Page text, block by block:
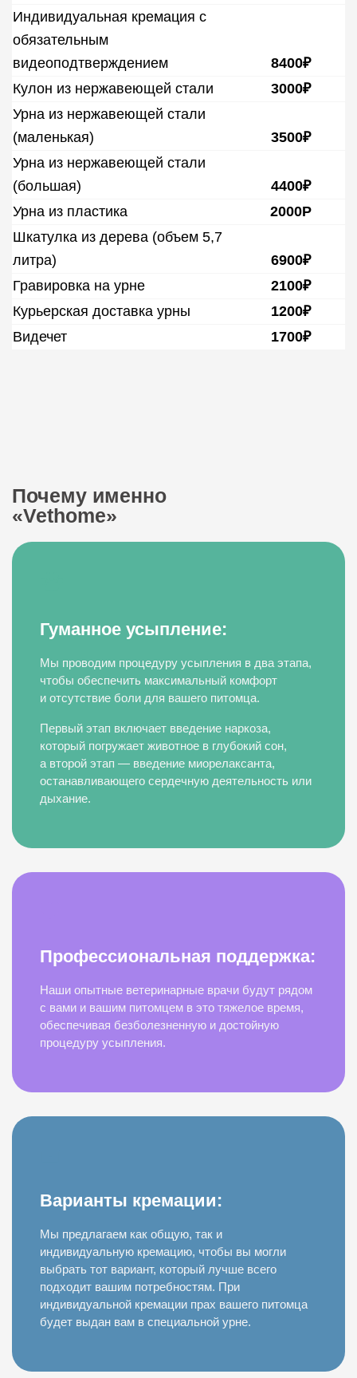
Индивидуальная кремация с
обязательным
видеоподтверждением
8400₽
Кулон из нержавеющей стали
3000₽
Урна из нержавеющей стали
(маленькая)
3500₽
Урна из нержавеющей стали
(большая)
4400₽
Урна из пластика
2000Р
Шкатулка из дерева (объем 5,7
литра)
6900₽
Гравировка на урне
2100₽
Курьерская доставка урны
1200₽
Видечет
1700₽
Почему именно
«Vethome»
Гуманное усыпление:
Мы проводим процедуру усыпления в два этапа,
чтобы обеспечить максимальный комфорт
и отсутствие боли для вашего питомца.
Первый этап включает введение наркоза,
который погружает животное в глубокий сон,
а второй этап — введение миорелаксанта,
останавливающего сердечную деятельность или
дыхание.
Профессиональная поддержка:
Наши опытные ветеринарные врачи будут рядом
с вами и вашим питомцем в это тяжелое время,
обеспечивая безболезненную и достойную
процедуру усыпления.
Варианты кремации:
Мы предлагаем как общую, так и
индивидуальную кремацию, чтобы вы могли
выбрать тот вариант, который лучше всего
подходит вашим потребностям. При
индивидуальной кремации прах вашего питомца
будет выдан вам в специальной урне.